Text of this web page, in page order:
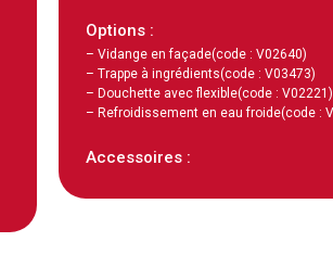
Options :
– Vidange en façade(code : V02640)
– Trappe à ingrédients(code : V03473)
– Douchette avec flexible(code : V02221)
– Refroidissement en eau froide(code :
Accessoires :